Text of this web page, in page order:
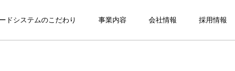
ドシステムのこだわり 事業内容 会社情報 採用情報